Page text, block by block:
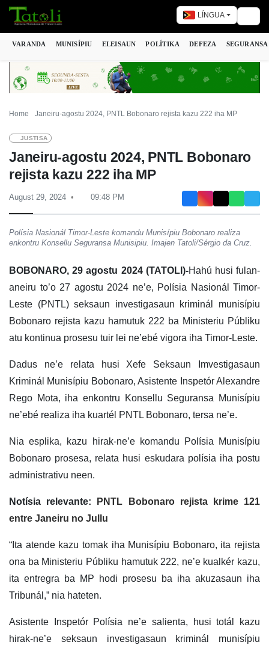
LÍNGUA
VARANDA MUNISÍPIU ELEISAUN POLÍTIKA DEFEZA SEGURANSA
Home Janeiru-agostu 2024, PNTL Bobonaro rejista kazu 222 iha MP
JUSTISA
Janeiru-agostu 2024, PNTL Bobonaro
rejista kazu 222 iha MP
August 29, 2024 09:48 PM
Polísia Nasionál Timor-Leste komandu Munisípiu Bobonaro realiza
enkontru Konsellu Seguransa Munisipiu. Imajen Tatoli/Sérgio da Cruz.
BOBONARO, 29 agostu 2024 (TATOLI)-Hahú husi fulan-
aneiru to’o 27 agostu 2024 ne’e, Polísia Nasionál Timor-
Leste (PNTL) seksaun investigasaun kriminál munisípiu
Bobonaro rejista kazu hamutuk 222 ba Ministeriu Públiku
atu kontinua prosesu tuir lei ne’ebé vigora iha Timor-Leste.
Dadus ne’e relata husi Xefe Seksaun Imvestigasaun
Kriminál Munisípiu Bobonaro, Asistente Inspetór Alexandre
Rego Mota, iha enkontru Konsellu Seguransa Munisípiu
ne’ebé realiza iha kuartél PNTL Bobonaro, tersa ne’e.
Nia esplika, kazu hirak-ne’e komandu Polísia Munisípiu
Bobonaro prosesa, relata husi eskudara polísia iha postu
administrativu neen.
Notísia relevante:
PNTL Bobonaro rejista krime 121
entre Janeiru no Jullu
“Ita atende kazu tomak iha Munisípiu Bobonaro, ita rejista
ona ba Ministeriu Públiku hamutuk 222, ne’e kualkér kazu,
ita entregra ba MP hodi prosesu ba iha akuzasaun iha
Tribunál,” nia hateten.
Asistente Inspetór Polísia ne’e salienta, husi totál kazu
hirak-ne’e seksaun investigasaun kriminál munisípiu